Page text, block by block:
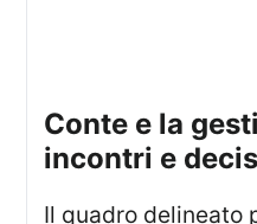
conte e la gestione del futuro:
incontri e
Il quadro delineato prevede un